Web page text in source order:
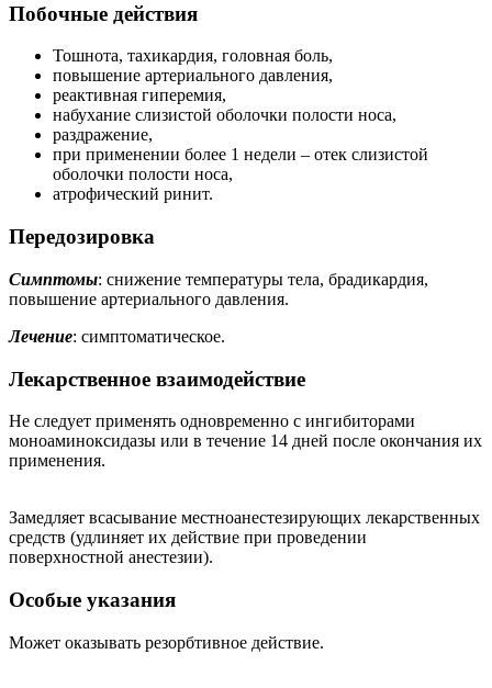
Побочные действия
Тошнота, тахикардия, головная боль,
повышение артериального давления,
реактивная гиперемия,
набухание слизистой оболочки полости носа,
раздражение,
при применении более 1 недели – отек слизистой
оболочки полости носа,
атрофический ринит.
Передозировка
Симптомы: снижение температуры тела, брадикардия,
повышение артериального давления.
Лечение: симптоматическое.
Лекарственное взаимодействие
Не следует применять одновременно с ингибиторами
моноаминоксидазы или в течение 14 дней после окончания их
применения.
Замедляет всасывание местноанестезирующих лекарственных
средств (удлиняет их действие при проведении
поверхностной анестезии).
Особые указания
Может оказывать резорбтивное действие.